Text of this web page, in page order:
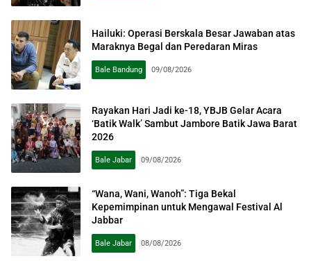
Hailuki: Operasi Berskala Besar Jawaban atas
Maraknya Begal dan Peredaran Miras
Bale Bandung 09/08/2026
Bale
Bandung
Rayakan Hari Jadi ke-18, YBJB Gelar Acara
‘Batik Walk’ Sambut Jambore Batik Jawa Barat
2026
Bale Jabar 09/08/2026
“Wana, Wani, Wanoh”: Tiga Bekal
Kepemimpinan untuk Mengawal Festival Al
Jabbar
Bale Jabar 08/08/2026